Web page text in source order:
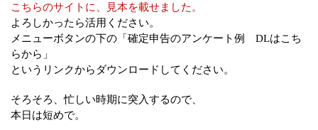
こちらのサイトに、見本を載せました。
よろしかったら活用ください。
メニューボタンの下の「確定申告のアンケート例 DLはこち
らから」
というリンクからダウンロードしてください。
そろそろ、忙しい時期に突入するので、
本日は短めで。